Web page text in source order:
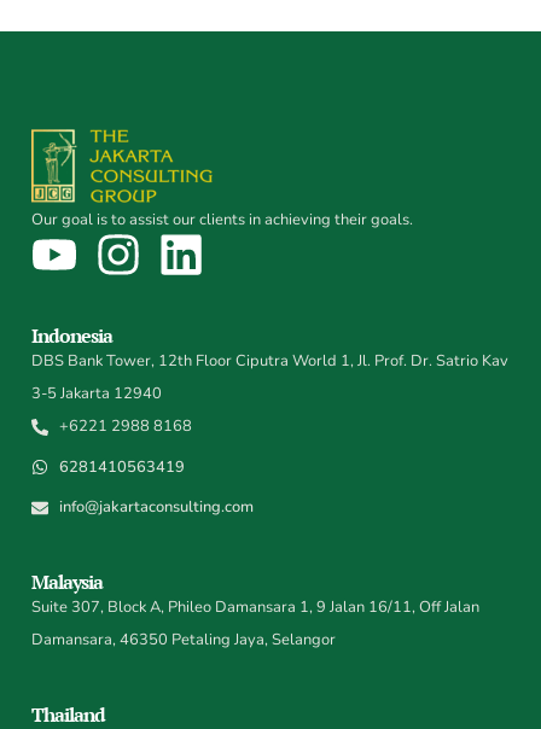
Our goal is to assist our clients in achieving their goals.
Indonesia
DBS Bank Tower, 12th Floor Ciputra World 1, Jl. Prof. Dr. Satrio Kav
3-5 Jakarta 12940
+6221 2988 8168
6281410563419
info@jakartaconsulting.com
Malaysia
Suite 307, Block A, Phileo Damansara 1, 9 Jalan 16/11, Off Jalan
Damansara, 46350 Petaling Jaya, Selangor
Thailand